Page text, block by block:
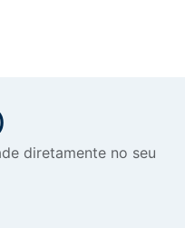
diretamente no seu